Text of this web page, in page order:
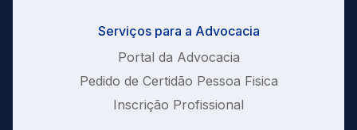
Serviços para a Advocacia
Portal da Advocacia
Pedido de Certidão Pessoa Fisica
Inscrição Profissional